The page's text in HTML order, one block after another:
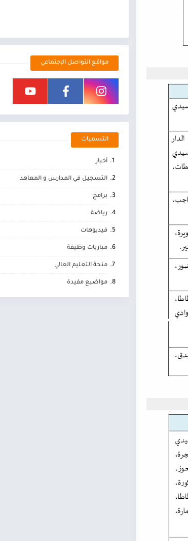
مواقع التواصل الإجتماعي
التسميات
أخبار
التسجيل في المدارس و المعاهد
برامج
رياضة
فيديوهات
مباريات وظيفة
منحة التعليم العالي
مواضيع مفيدة